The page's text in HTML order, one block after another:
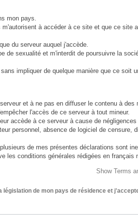
Print
Teddy Bear
side shine through.
mon pays.
à accéder à ce site et que ce site
du serveur auquel j'accède.
de sexualité et m'interdit de poursuivre la
impliquer de quelque manière que ce soit
et à ne pas en diffuser le contenu à des
l'accès de ce serveur à tout mineur.
accède à ce serveur à cause de négligences
personnel, absence de logiciel de censure,
de mes présentes déclarations sont
les conditions générales rédigées en français
n'est présente sur ce site)
Show Terms
législation de mon pays de résidence et